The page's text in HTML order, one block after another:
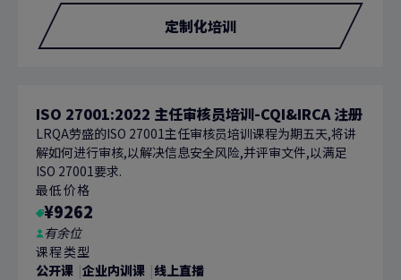
定制化培训
ISO 27001:2022 主任审核员培训-CQI&IRCA 注册
LRQA劳盛的ISO 27001主任审核员培训课程为期五天,将讲
解如何进行审核,以解决信息安全风险,并评审文件,以满足
ISO 27001要求.
最低价格
¥9262
有余位
课程类型
公开课 企业内训课 线上直播